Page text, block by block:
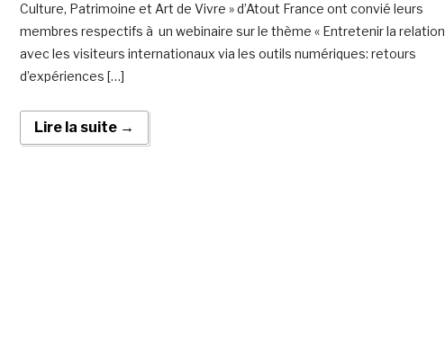
Culture, Patrimoine et Art de Vivre » d’Atout France ont convié leurs
membres respectifs à un webinaire sur le thème « Entretenir la relation
avec les visiteurs internationaux via les outils numériques: retours
d’expériences […]
Lire la suite →